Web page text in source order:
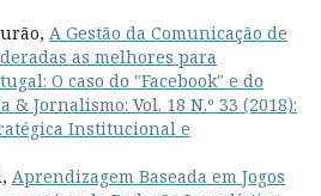
A Gestão da Comunicação de
as melhores para
O caso do "Facebook" e do
& Jornalismo: Vol. 18 N.º 33 (2018):
Institucional e
Aprendizagem Baseada em Jogos